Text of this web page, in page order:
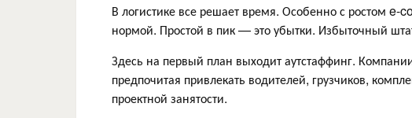
В логистике все решает время. Особенно с ростом e-
нормой. Простой в пик — это убытки. Избыточный
Здесь на первый план выходит аутстаффинг.
предпочитая привлекать водителей, грузчиков,
проектной занятости.